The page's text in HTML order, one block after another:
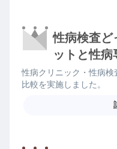
性病検査ど
ットと性
性病クリニック・性病
比較を実施しました。